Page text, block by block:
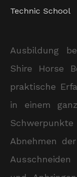
Technic School
Ausbildung
Shire Horse
praktische
in einem
Abnehmen